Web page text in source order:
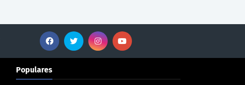
Populares